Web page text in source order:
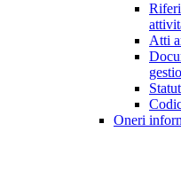
Atti
Oneri